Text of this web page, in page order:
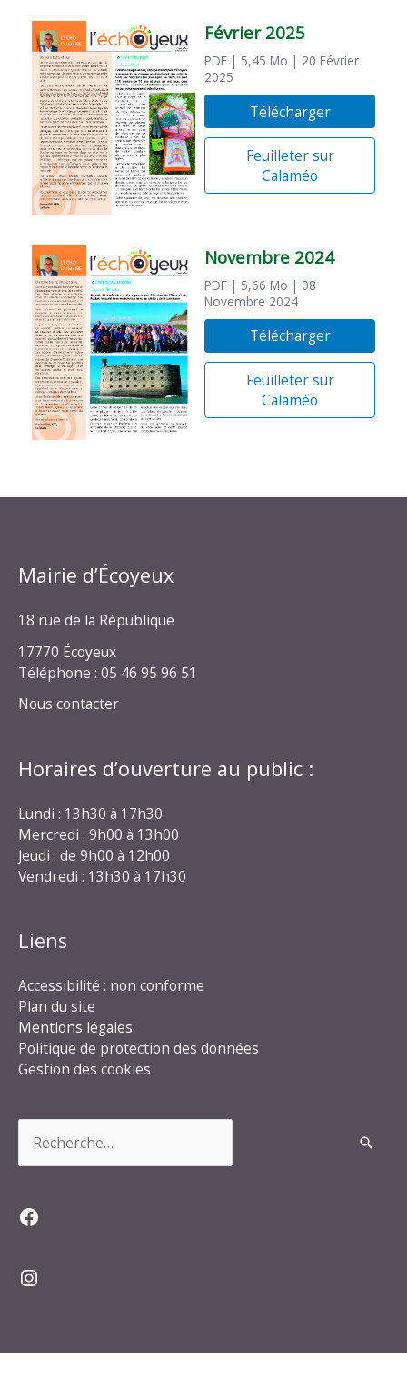
Février 2025
PDF | 5,45 Mo | 20 Février
2025
Télécharger
Feuilleter sur
Calaméo
Novembre 2024
PDF | 5,66 Mo | 08
Novembre 2024
Télécharger
Feuilleter sur
Calaméo
Mairie d’Écoyeux
18 rue de la République
17770 Écoyeux
Téléphone : 05 46 95 96 51
Nous contacter
Horaires d’ouverture au public :
Lundi : 13h30 à 17h30
Mercredi : 9h00 à 13h00
Jeudi : de 9h00 à 12h00
Vendredi : 13h30 à 17h30
Liens
Accessibilité : non conforme
Plan du site
Mentions légales
Politique de protection des données
Gestion des cookies
Facebook
Instagram